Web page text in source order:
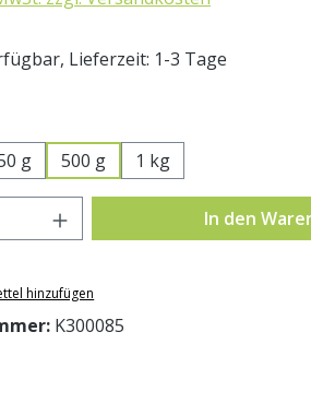
Lieferzeit: 1-3 Tage
g 500 g 1 kg
Anzahl: Gib denIn den
hinzufügen
K300085